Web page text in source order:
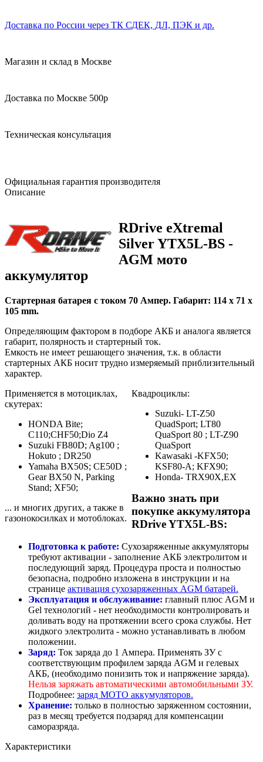
Доставка по России через ТК СДЕК, ДЛ, ПЭК и др.
Магазин и склад в Москве
Доставка по Москве 500р
Техническая консультация
Официальная гарантия производителя
Описание
RDrive eXtremal
Silver YTX5L-BS -
AGM мото
аккумулятор
Стартерная батарея с током 70 Ампер. Габарит: 114 x 71 x
105 mm.
Определяющим фактором в подборе АКБ и аналога является
габарит, полярность и стартерный ток.
Емкость не имеет решающего значения, т.к. в области
стартерных АКБ носит трудно измеряемый приблизительный
характер.
Применяется в мотоциклах,
скутерах:
HONDA Bite;
C110;CHF50;Dio Z4
Suzuki FB80D; Ag100 ;
Hokuto ; DR250
Yamaha BX50S; CE50D ;
Gear BX50 N, Parking
Stand; XF50;
... и многих других, а также в
газонокосилках и мотоблоках.
Квадроциклы:
Suzuki- LT-Z50
QuadSport; LT80
QuaSport 80 ; LT-Z90
QuaSport
Kawasaki -KFX50;
KSF80-A; KFX90;
Honda- TRX90X,EX
Важно знать при
покупке аккумулятора
RDrive YTX5L-BS:
Подготовка к работе: Сухозаряженные аккумуляторы
требуют активации - заполнение АКБ электролитом и
последующий заряд. Процедура проста и полностью
безопасна, подробно изложена в инструкции и на
странице активация сухозаряженных AGM батарей.
Эксплуатация и обслуживание: главный плюс AGM и
Gel технологий - нет необходимости контролировать и
доливать воду на протяжении всего срока службы. Нет
жидкого электролита - можно устанавливать в любом
положении.
Заряд: Ток заряда до 1 Ампера. Применять ЗУ с
соответствующим профилем заряда AGM и гелевых
АКБ, (необходимо понизить ток и напряжение заряда).
Нельзя заряжать автоматическими автомобильными ЗУ.
Подробнее: заряд МОТО аккумуляторов.
Хранение: только в полностью заряженном состоянии,
раз в месяц требуется подзаряд для компенсации
саморазряда.
Характеристики